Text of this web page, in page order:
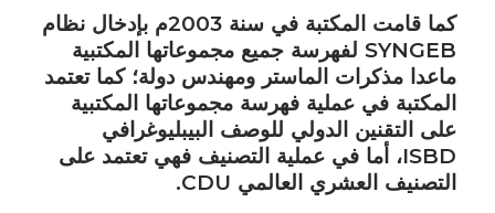
عروض التكوين
التربصات
الشهادات
نماذج ما بعد التدرج
ميثاق الأداب والأخلاقيات الجامعية
كما قامت المكتبة في سنة 2003م بإدخال نظام
SYNGEB لفهرسة جميع مجموعاتها المكتبية
ماعدا مذكرات الماستر ومهندس دولة؛ كما تعتمد
المكتبة في عملية فهرسة مجموعاتها المكتبية
على التقنين الدولي للوصف البيبليوغرافي
ISBD، أما في عملية التصنيف فهي تعتمد على
التصنيف العشري العالمي CDU.